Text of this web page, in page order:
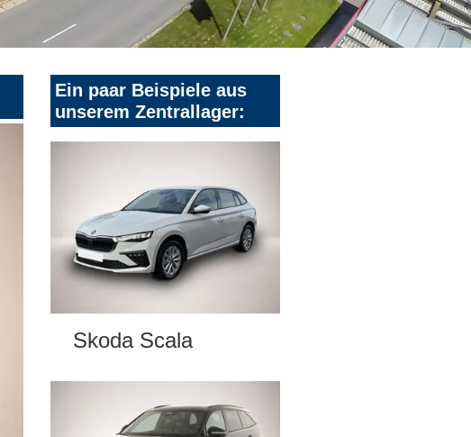
Ein paar Beispiele aus
unserem Zentrallager:
Skoda Scala